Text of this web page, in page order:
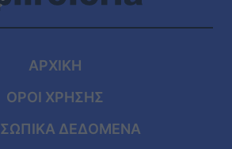
ΑΡΧΙΚΗ
ΟΡΟΙ ΧΡΗΣΗΣ
ΔΕΔΟΜΕΝΑ